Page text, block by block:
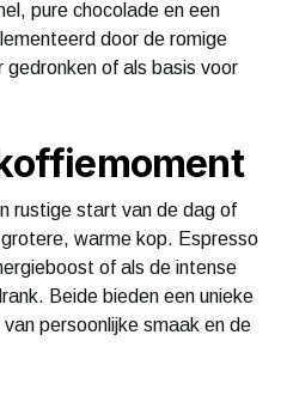
pure chocolade en een
door de romige
of als basis voor
rustige start van de dag of
warme kop. Espresso
of als de intense
Beide bieden een unieke
persoonlijke smaak en de